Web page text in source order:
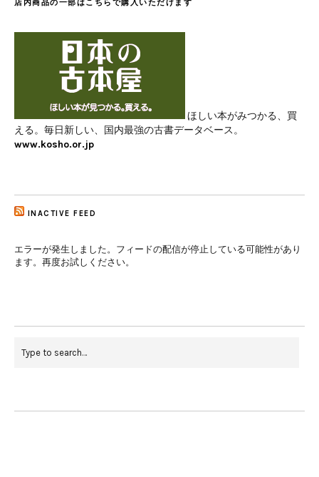
店内商品の一部はこちらで購入いただけます
ほしい本がみつかる、買
える。毎日新しい、国内最強の古書データベース。
www.kosho.or.jp
INACTIVE FEED
エラーが発生しました。フィードの配信が停止している可能性があり
ます。再度お試しください。